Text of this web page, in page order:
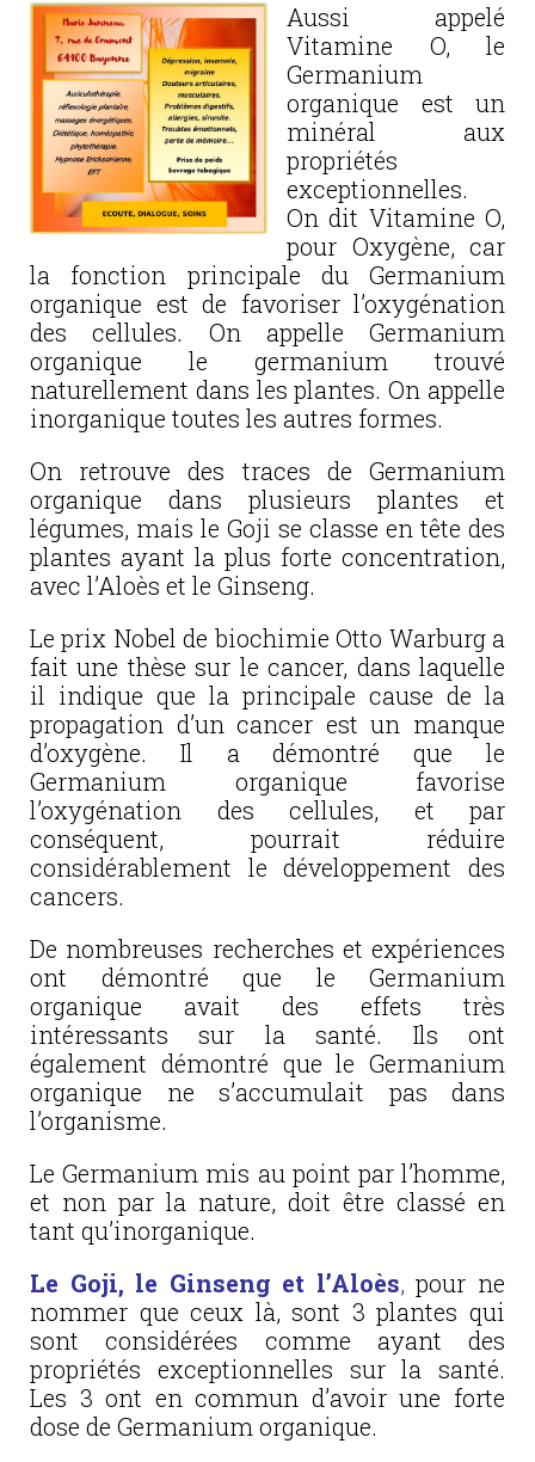
Aussi appelé
Vitamine O, le
Germanium
organique est un
minéral aux
propriétés
exceptionnelles.
On dit Vitamine O,
pour Oxygène, car
la fonction principale du Germanium
organique est de favoriser l’oxygénation
des cellules. On appelle Germanium
organique le germanium trouvé
naturellement dans les plantes. On appelle
inorganique toutes les autres formes.
On retrouve des traces de Germanium
organique dans plusieurs plantes et
légumes, mais le Goji se classe en tête des
plantes ayant la plus forte concentration,
avec l’Aloès et le Ginseng.
Le prix Nobel de biochimie Otto Warburg a
fait une thèse sur le cancer, dans laquelle
il indique que la principale cause de la
propagation d’un cancer est un manque
d’oxygène. Il a démontré que le
Germanium organique favorise
l’oxygénation des cellules, et par
conséquent, pourrait réduire
considérablement le développement des
cancers.
De nombreuses recherches et expériences
ont démontré que le Germanium
organique avait des effets très
intéressants sur la santé. Ils ont
également démontré que le Germanium
organique ne s’accumulait pas dans
l’organisme.
Le Germanium mis au point par l’homme,
et non par la nature, doit être classé en
tant qu’inorganique.
Le Goji, le Ginseng et l’Aloès,pour ne
nommer que ceux là, sont 3 plantes qui
sont considérées comme ayant des
propriétés exceptionnelles sur la santé.
Les 3 ont en commun d’avoir une forte
dose de Germanium organique.